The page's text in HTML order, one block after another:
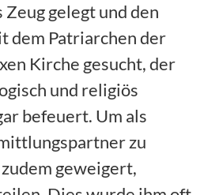
gelegt und den
dem Patriarchen der
Kirche gesucht, der
und religiös
befeuert. Um als
zu
geweigert,